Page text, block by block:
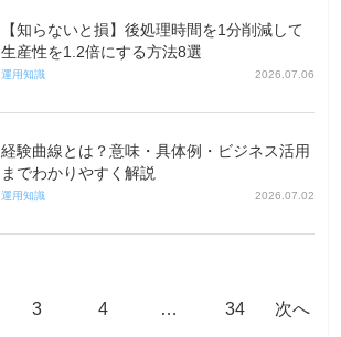
【知らないと損】後処理時間を1分削減して
生産性を1.2倍にする方法8選
運用知識 2026.07.06
経験曲線とは？意味・具体例・ビジネス活用
までわかりやすく解説
運用知識 2026.07.02
3 4 … 34 次へ